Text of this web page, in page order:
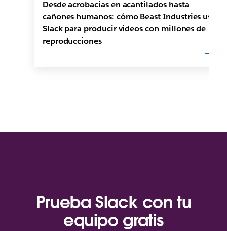
Desde acrobacias en acantilados hasta
cañones humanos: cómo Beast Industries usa
Slack para producir videos con millones de
reproducciones
Prueba Slack con tu
equipo gratis